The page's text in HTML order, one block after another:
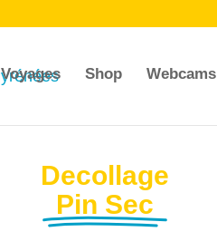
Voyages Shop Webcams
Decollage
Pin Sec